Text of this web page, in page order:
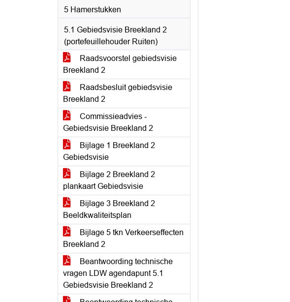
5 Hamerstukken
5.1 Gebiedsvisie Breekland 2
(portefeuillehouder Ruiten)
Raadsvoorstel gebiedsvisie
Breekland 2
Raadsbesluit gebiedsvisie
Breekland 2
Commissieadvies -
Gebiedsvisie Breekland 2
Bijlage 1 Breekland 2
Gebiedsvisie
Bijlage 2 Breekland 2
plankaart Gebiedsvisie
Bijlage 3 Breekland 2
Beeldkwaliteitsplan
Bijlage 5 tkn Verkeerseffecten
Breekland 2
Beantwoording technische
vragen LDW agendapunt 5.1
Gebiedsvisie Breekland 2